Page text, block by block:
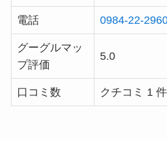
電話 0984-22-
グーグルマッ
プ評価
5.0
口コミ数 クチコミ 1 件